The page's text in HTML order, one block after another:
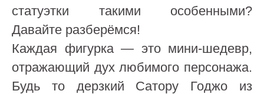
статуэтки такими особенными?
Давайте разберёмся!
Каждая фигурка — это мини-шедевр,
отражающий дух любимого персонажа.
Будь то дерзкий Сатору Годжо из